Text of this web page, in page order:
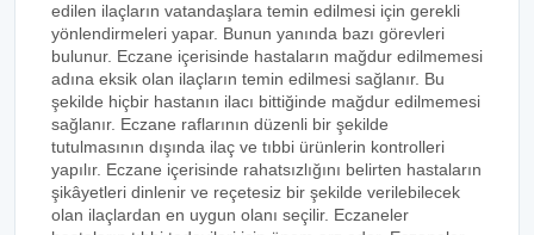
edilen ilaçların vatandaşlara temin edilmesi için gerekli
yönlendirmeleri yapar. Bunun yanında bazı görevleri
bulunur. Eczane içerisinde hastaların mağdur edilmemesi
adına eksik olan ilaçların temin edilmesi sağlanır. Bu
şekilde hiçbir hastanın ilacı bittiğinde mağdur edilmemesi
sağlanır. Eczane raflarının düzenli bir şekilde
tutulmasının dışında ilaç ve tıbbi ürünlerin kontrolleri
yapılır. Eczane içerisinde rahatsızlığını belirten hastaların
şikâyetleri dinlenir ve reçetesiz bir şekilde verilebilecek
olan ilaçlardan en uygun olanı seçilir. Eczaneler